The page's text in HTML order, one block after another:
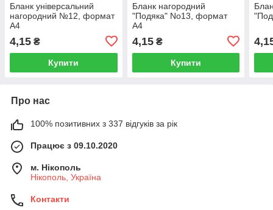
Бланк універсальний
нагородний №12, формат
А4
4,15 ₴
Купити
Бланк нагородний
"Подяка" No13, формат
А4
4,15₴
Купити
Про нас
100% позитивних з 337 відгуків за рік
Працює з 09.10.2020
м. Нікополь
Нікополь, Україна
Контакти